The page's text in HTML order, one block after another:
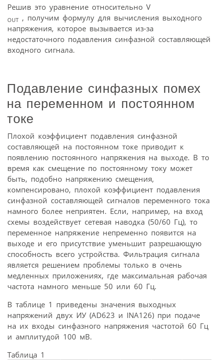
Решив это уравнение относительно V
OUT , получим формулу для вычисления выходного
напряжения, которое вызывается из-за
недостаточного подавления синфазной составляющей
входного сигнала.
Подавление синфазных помех
на переменном и постоянном
токе
Плохой коэффициент подавления синфазной
составляющей на постоянном токе приводит к
появлению постоянного напряжения на выходе. В то
время как смещение по постоянному току может
быть, подобно напряжению смещения,
компенсировано, плохой коэффициент подавления
синфазной составляющей сигналов переменного тока
намного более неприятен. Если, например, на вход
схемы воздействует сетевая наводка (50/60 Гц), то
переменное напряжение непременно появится на
выходе и его присутствие уменьшит разрешающую
способность всего устройства. Фильтрация сигнала
является решением проблемы только в очень
медленных приложениях, где максимальная рабочая
частота намного меньше 50 или 60 Гц.
В таблице 1 приведены значения выходных
напряжений двух ИУ (AD623 и INА126) при подаче
на их входы синфазного напряжения частотой 60 Гц
и амплитудой 100 мВ.
Таблица 1